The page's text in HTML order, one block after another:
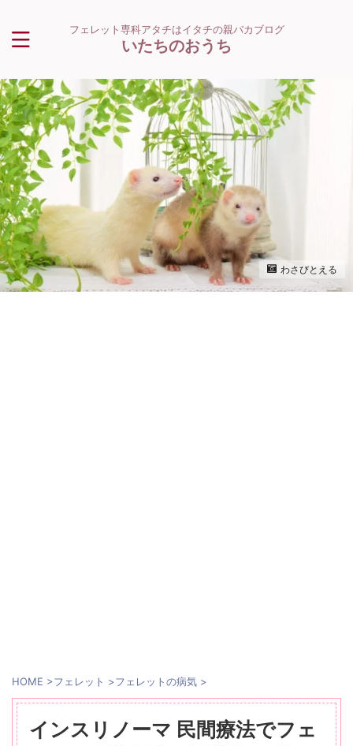
フェレット専科アタチはイタチの親バカブログ
いたちのおうち
わさびとえる
HOME >フェレット >フェレットの病気 >
インスリノーマ 民間療法でフェ